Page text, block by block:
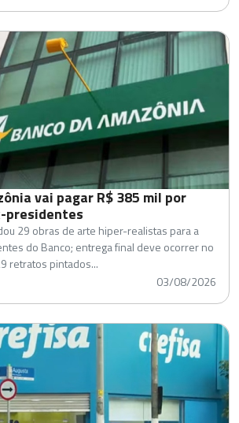
vai pagar R$ 385 mil por
presidentes
29 obras de arte hiper-realistas para a
do Banco; entrega final deve ocorrer no
retratos pintados...
03/08/2026